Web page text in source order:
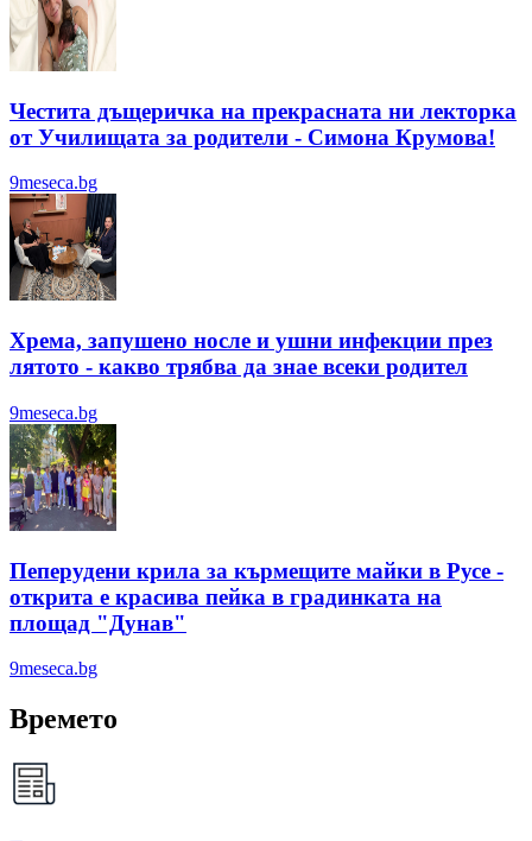
Честита дъщеричка на прекрасната ни лекторка
от Училищата за родители - Симона Крумова!
9meseca.bg
Хрема, запушено носле и ушни инфекции през
лятотo - какво трябва да знае всеки родител
9meseca.bg
Пеперудени крила за кърмещите майки в Русе -
открита е красива пейка в градинката на
площад "Дунав"
9meseca.bg
Времето